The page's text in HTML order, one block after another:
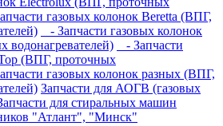
газовых колонок Beretta (ВПГ,
- Запчасти газовых колонок
водонагревателей)
- Запчасти
(ВПГ, проточных
газовых колонок разных (ВПГ,
Запчасти для АОГВ (газовых
для стиральных машин
"Атлант", "Минск"